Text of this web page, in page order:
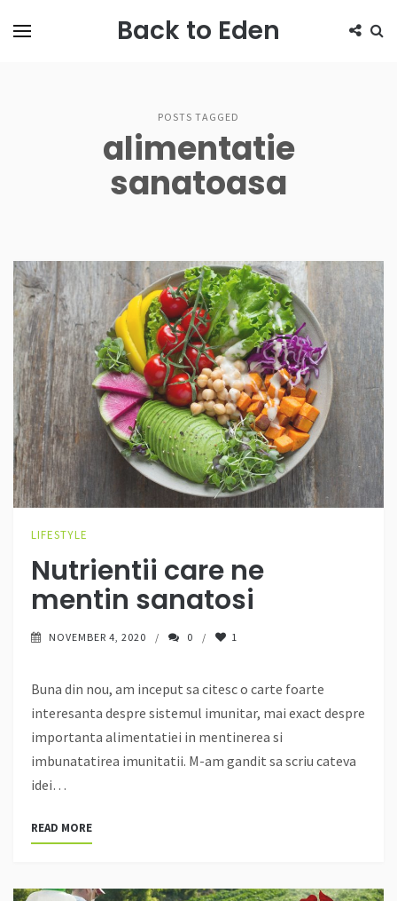
Back to Eden
POSTS TAGGED
alimentatie
sanatoasa
LIFESTYLE
Nutrientii care ne
mentin sanatosi
NOVEMBER 4, 2020 0 1
Buna din nou, am inceput sa citesc o carte foarte
interesanta despre sistemul imunitar, mai exact despre
importanta alimentatiei in mentinerea si
imbunatatirea imunitatii. M-am gandit sa scriu cateva
idei…
READ MORE